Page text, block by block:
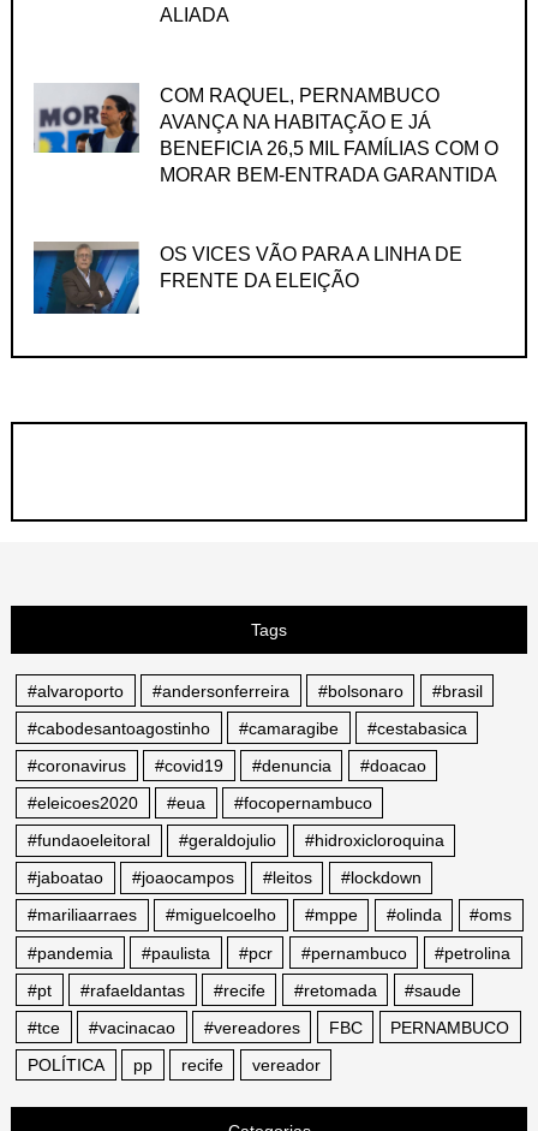
ALIADA
COM RAQUEL, PERNAMBUCO
AVANÇA NA HABITAÇÃO E JÁ
BENEFICIA 26,5 MIL FAMÍLIAS COM O
MORAR BEM-ENTRADA GARANTIDA
OS VICES VÃO PARA A LINHA DE
FRENTE DA ELEIÇÃO
Tags
#alvaroporto #andersonferreira #bolsonaro
#brasil
#cabodesantoagostinho
#camaragibe
#cestabasica
#coronavirus
#covid19 #denuncia
#doacao
#eleicoes2020
#eua
#focopernambuco
#fundaoeleitoral
#geraldojulio
#hidroxicloroquina
#jaboatao
#joaocampos #leitos
#lockdown
#mariliaarraes
#miguelcoelho #mppe #olinda
#oms
#pandemia
#paulista #pcr #pernambuco
#petrolina
#pt
#rafaeldantas #recife #retomada
#saude
#tce
#vacinacao #vereadores FBC
PERNAMBUCO
POLÍTICA
pp recife vereador